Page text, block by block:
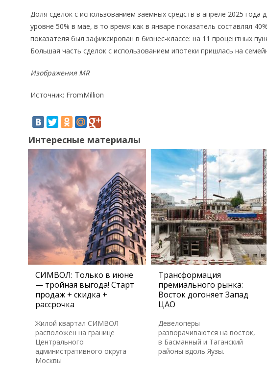
Доля сделок с использованием заемных средств в апреле 2025 года
уровне 50% в мае, в то время как в январе показатель составлял
показателя был зафиксирован в бизнес-классе: на 11 процентных
Большая часть сделок с использованием ипотеки пришлась на
Изображения MR
Источник: FromMillion
Интересные материалы
СИМВОЛ: Только в июне
— тройная выгода! Старт
продаж + скидка +
рассрочка
Жилой квартал СИМВОЛ
расположен на границе
Центрального
административного округа
Москвы
Трансформация
премиального рынка:
Восток догоняет Запад
ЦАО
Девелоперы
разворачиваются на восток,
в Басманный и Таганский
районы вдоль Яузы.